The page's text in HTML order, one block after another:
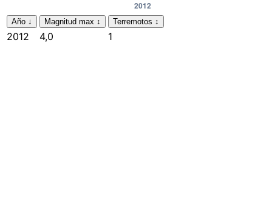
Año ↓ Magnitud max ↕ Terremotos ↕
2012 4,0 1